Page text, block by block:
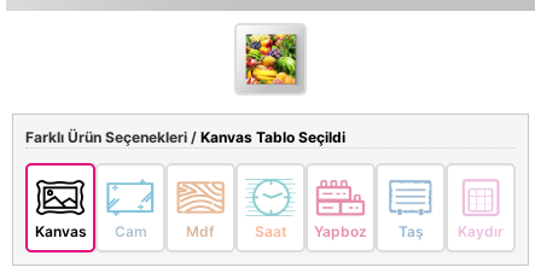
Farklı Ürün Seçenekleri / Kanvas Tablo Seçildi
Kanvas Cam Mdf Saat Yapboz Taş Kaydır